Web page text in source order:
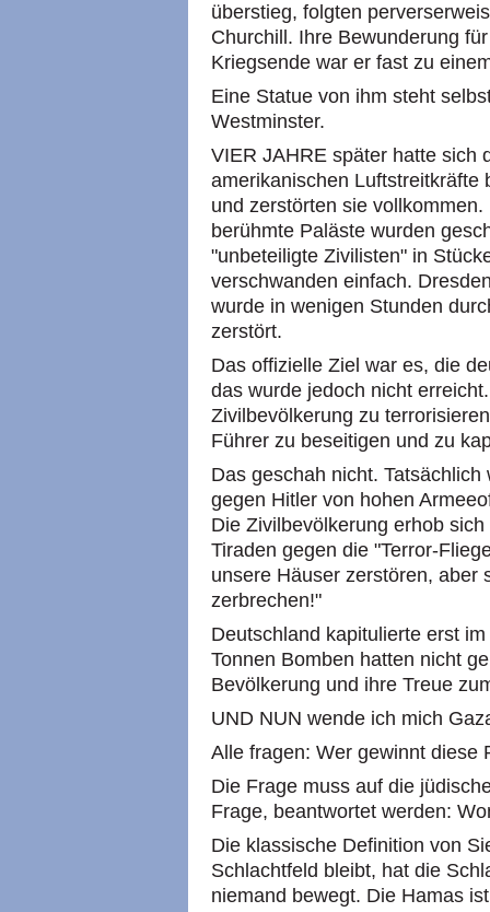
überstieg, folgten
Churchill. Ihre Bewunderung
Kriegsende war er fast zu
Eine Statue von ihm steht
Westminster.
VIER JAHRE später hatte sich
amerikanischen Luftstreitkräfte
und zerstörten sie
berühmte Paläste wurden
"unbeteiligte Zivilisten" in
verschwanden einfach.
wurde in wenigen Stunden
zerstört.
Das offizielle Ziel war es, die
das wurde jedoch nicht
Zivilbevölkerung zu
Führer zu beseitigen und zu
Das geschah nicht.
gegen Hitler von hohen
Die Zivilbevölkerung erhob
Tiraden gegen die "Terror-
unsere Häuser zerstören, aber
zerbrechen!"
Deutschland kapitulierte erst
Tonnen Bomben hatten nicht
Bevölkerung und ihre Treue
UND NUN wende ich mich
Alle fragen: Wer gewinnt diese
Die Frage muss auf die
Frage, beantwortet werden:
Die klassische Definition von
Schlachtfeld bleibt, hat die
niemand bewegt. Die Hamas